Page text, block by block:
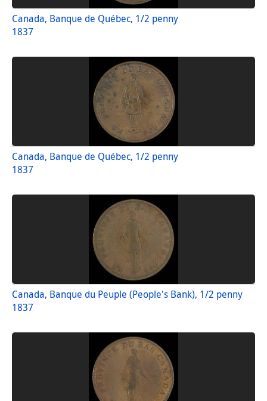
Canada, Banque de Québec, 1/2 penny
1837
Canada, Banque de Québec, 1/2 penny
1837
Canada, Banque du Peuple (People's Bank), 1/2 penny
1837